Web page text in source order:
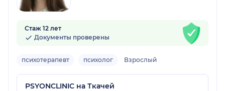
Стаж 12 лет
Документы проверены
психотерапевт психолог Взрослый
PSYONCLINIC на Ткачей